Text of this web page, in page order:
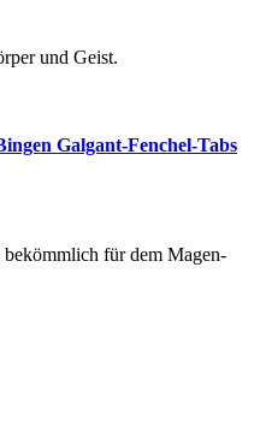
und Geist.
Galgant-Fenchel-Tabs
für dem Magen-